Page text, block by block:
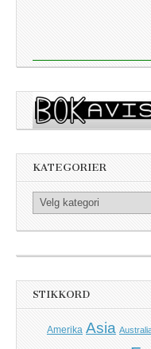
KATEGORIER
Kategorier
STIKKORD
Amerika Asia